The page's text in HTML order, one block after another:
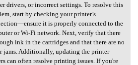
drivers, or incorrect settings. To resolve this
start by checking your printer’s
it is properly connected to the
or Wi-Fi network. Next, verify that there
ink in the cartridges and that there are no
jams. Additionally, updating the printer
can often resolve printing issues. If you're